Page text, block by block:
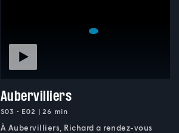
Aubervilliers
S03 • E02 | 26 min
À Aubervilliers, Richard a rendez-vous